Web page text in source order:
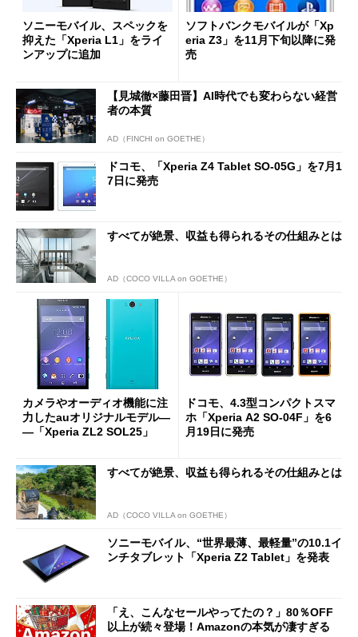
ソニーモバイル、スペックを
抑えた「Xperia L1」をライ
ンアップに追加
ソフトバンクモバイルが「Xp
eria Z3」を11月下旬以降に発
売
【見城徹×藤田晋】AI時代でも変わらない経営
者の本質
AD（FINCHI on GOETHE）
ドコモ、「Xperia Z4 Tablet SO-05G」を7月1
7日に発売
すべてが絶景、収益も得られるその仕組みとは
AD（COCO VILLA on GOETHE）
カメラやオーディオ機能に注
力したauオリジナルモデル―
―「Xperia ZL2 SOL25」
ドコモ、4.3型コンパクトスマ
ホ「Xperia A2 SO-04F」を6
月19日に発売
すべてが絶景、収益も得られるその仕組みとは
AD（COCO VILLA on GOETHE）
ソニーモバイル、“世界最薄、最軽量”の10.1イ
ンチタブレット「Xperia Z2 Tablet」を発表
「え、こんなセールやってたの？」80％OFF
以上が続々登場！Amazonの本気が凄すぎる